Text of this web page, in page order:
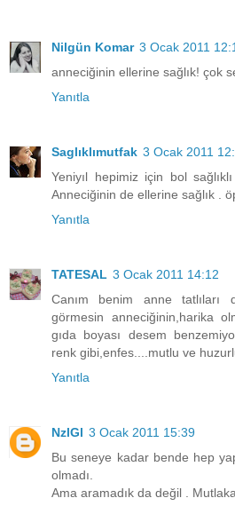
Nilgün Komar 3 Ocak 2011
anneciğinin ellerine sağlık! çok
Yanıtla
Saglıklımutfak 3 Ocak 2011
Yeniyıl hepimiz için bol
Anneciğinin de ellerine sağlık .
Yanıtla
TATESAL 3 Ocak 2011 14:12
Canım benim anne
görmesin anneciğinin,harika
gıda boyası desem
renk gibi,enfes....mutlu ve
Yanıtla
NzlGl 3 Ocak 2011 15:39
Bu seneye kadar bende hep
olmadı.
Ama aramadık da değil .